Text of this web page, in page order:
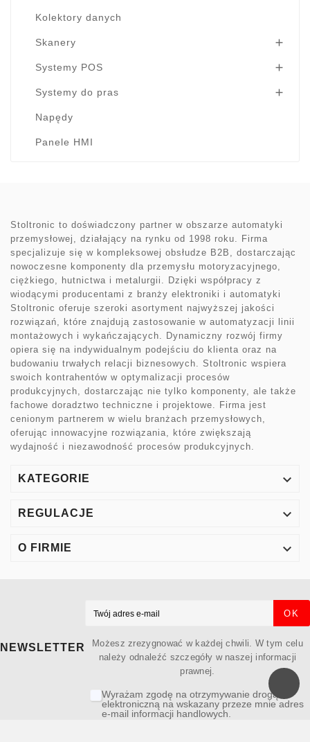
Kolektory danych
Skanery 
Systemy POS 
Systemy do pras 
Napędy
Panele HMI
Stoltronic to doświadczony partner w obszarze automatyki
przemysłowej, działający na rynku od 1998 roku. Firma
specjalizuje się w kompleksowej obsłudze B2B, dostarczając
nowoczesne komponenty dla przemysłu motoryzacyjnego,
ciężkiego, hutnictwa i metalurgii. Dzięki współpracy z
wiodącymi producentami z branży elektroniki i automatyki
Stoltronic oferuje szeroki asortyment najwyższej jakości
rozwiązań, które znajdują zastosowanie w automatyzacji linii
montażowych i wykańczających. Dynamiczny rozwój firmy
opiera się na indywidualnym podejściu do klienta oraz na
budowaniu trwałych relacji biznesowych. Stoltronic wspiera
swoich kontrahentów w optymalizacji procesów
produkcyjnych, dostarczając nie tylko komponenty, ale także
fachowe doradztwo techniczne i projektowe. Firma jest
cenionym partnerem w wielu branżach przemysłowych,
oferując innowacyjne rozwiązania, które zwiększają
wydajność i niezawodność procesów produkcyjnych.
KATEGORIE 
REGULACJE 
O FIRMIE 
NEWSLETTER
OK
Możesz zrezygnować w każdej chwili. W tym celu
należy odnaleźć szczegóły w naszej informacji
prawnej.
Wyrażam zgodę na otrzymywanie drogą
elektroniczną na wskazany przeze mnie adres
e-mail informacji handlowych.